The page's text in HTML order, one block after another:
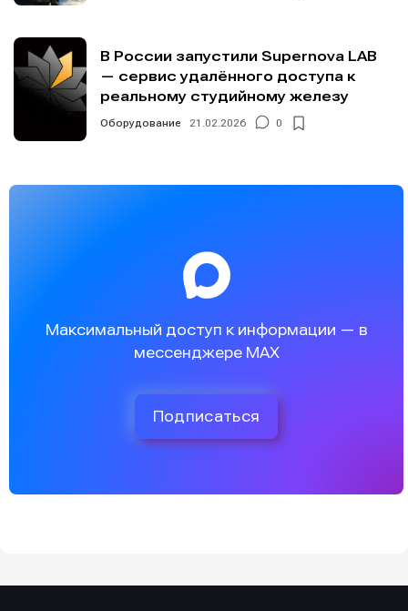
В России запустили Supernova LAB
— сервис удалённого доступа к
реальному студийному железу
Оборудование 21.02.2026 0
Максимальный доступ к информации — в
мессенджере MAX
Подписаться